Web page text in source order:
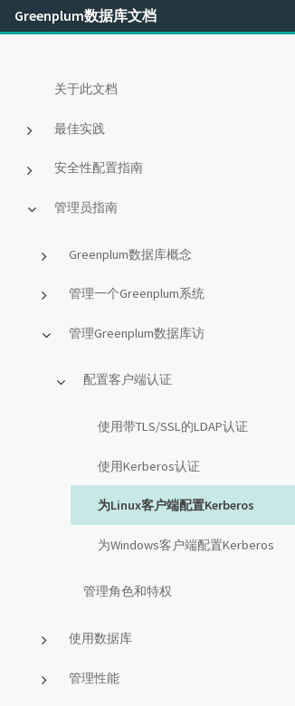
Greenplum数据库文档
关于此文档
最佳实践
安全性配置指南
管理员指南
Greenplum数据库概念
管理一个Greenplum系统
管理Greenplum数据库访
配置客户端认证
使用带TLS/SSL的LDAP认证
使用Kerberos认证
为Linux客户端配置Kerberos
为Windows客户端配置Kerberos
管理角色和特权
使用数据库
管理性能